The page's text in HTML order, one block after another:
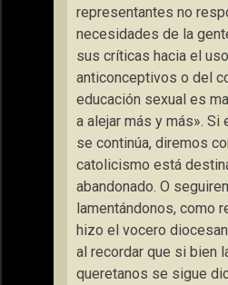
representantes no
necesidades de la
sus críticas hacia el
anticonceptivos o del
educación sexual es
a alejar más y más». Si
se continúa, diremos
catolicismo está
abandonado. O
lamentándonos, como
hizo el vocero
al recordar que si bien
queretanos se sigue